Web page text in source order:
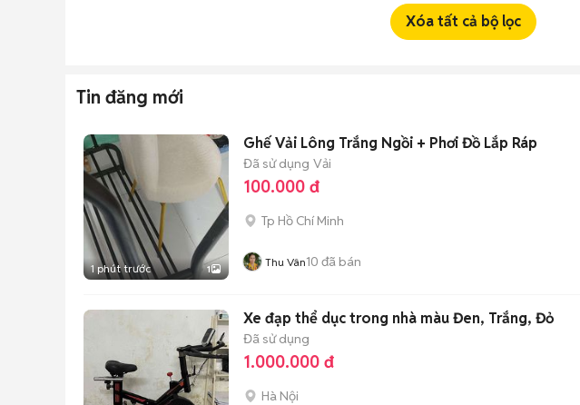
Xóa tất cả bộ lọc
Tin đăng mới
1 phút trước 1
Ghế Vải Lông Trắng Ngồi + Phơi Đồ Lắp Ráp
Đã sử dụng Vải
100.000 đ
Tp Hồ Chí Minh
Thu Vân10 đã bán
Xe đạp thể dục trong nhà màu Đen, Trắng, Đỏ
Đã sử dụng
1.000.000 đ
Hà Nội